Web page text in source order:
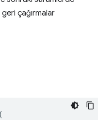
çağırmalar
(